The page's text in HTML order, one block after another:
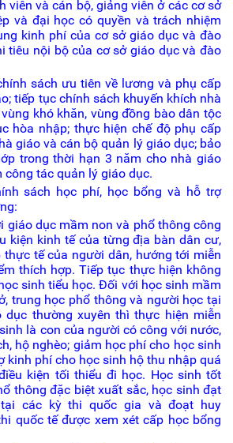
viên và cán bộ, giảng viên ở các cơ sở
và đại học có quyền và trách nhiệm
kinh phí của cơ sở giáo dục và đào
tiêu nội bộ của cơ sở giáo dục và đào
sách ưu tiên về lương và phụ cấp
tiếp tục chính sách khuyến khích nhà
khó khăn, vùng đồng bào dân tộc
hòa nhập; thực hiện chế độ phụ cấp
giáo và cán bộ quản lý giáo dục; bảo
trong thời hạn 3 năm cho nhà giáo
tác quản lý giáo dục.
sách học phí, học bổng và hỗ trợ
giáo dục mầm non và phổ thông công
kiện kinh tế của từng địa bàn dân cư,
thực tế của người dân, hướng tới miễn
thích hợp. Tiếp tục thực hiện không
sinh tiểu học. Đối với học sinh mầm
trung học phổ thông và người học tại
dục thường xuyên thì thực hiện miễn
là con của người có công với nước,
hộ nghèo; giảm học phí cho học sinh
kinh phí cho học sinh hộ thu nhập quá
kiện tối thiểu đi học. Học sinh tốt
thông đặc biệt xuất sắc, học sinh đạt
các kỳ thi quốc gia và đoạt huy
quốc tế được xem xét cấp học bổng